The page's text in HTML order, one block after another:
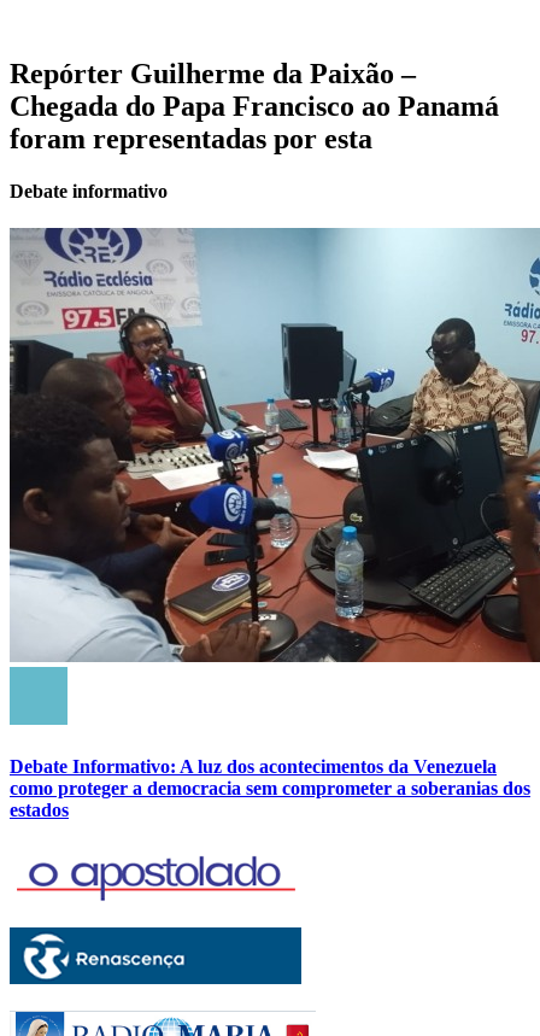
Repórter Guilherme da Paixão –
Chegada do Papa Francisco ao Panamá
foram representadas por esta
Debate informativo
Debate Informativo: A luz dos acontecimentos da Venezuela
como proteger a democracia sem comprometer a soberanias dos
estados